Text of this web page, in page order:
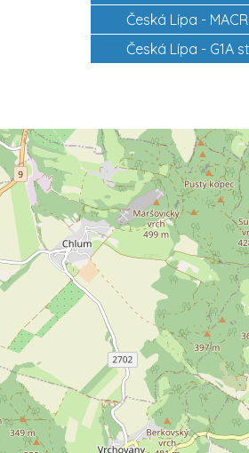
Česká Lípa -
Česká Lípa - G1A